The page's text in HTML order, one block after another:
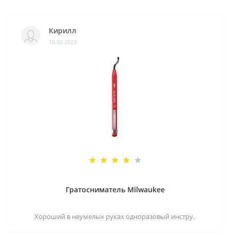
Кирилл
18.02.2023
Гратосниматель Milwaukee
Хороший в неумелых руках одноразовый инстру..